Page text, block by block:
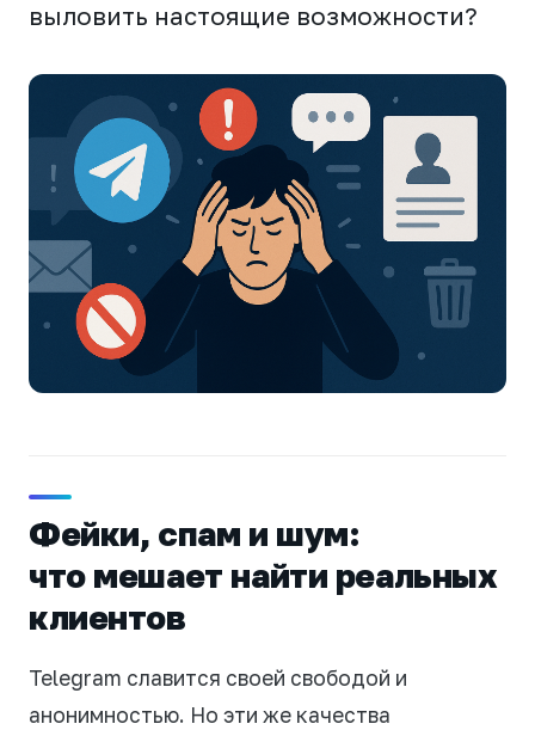
выловить настоящие возможности?
Фейки, спам и шум:
что мешает найти реальных
клиентов
Telegram славится своей свободой и
анонимностью. Но эти же качества